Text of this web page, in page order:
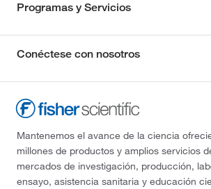
Programas y Servicios
Conéctese con nosotros
Mantenemos el avance de la ciencia
millones de productos y amplios servicios
mercados de investigación, producción,
ensayo, asistencia sanitaria y educación